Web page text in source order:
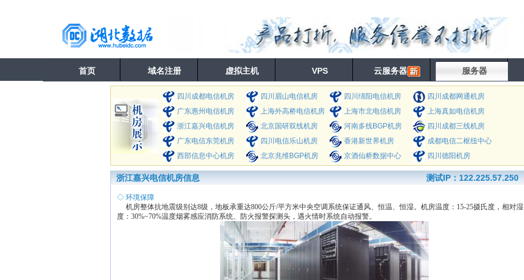
首页 域名注册 虚拟主机 VPS 云服务器 服务器
四川成都电信机房 四川眉山电信机房 四川绵阳电信机房
四川成都网通机房
广东惠州电信机房
上海外高桥电信机房 上海市北电信机房
上海真如电信机房
浙江嘉兴电信机房
北京国研双线机房 河南多线BGP机房
四川成都三线机房
广东电信东莞机房
四川电信乐山机房 香港新世界机房
成都电信二枢纽中心
西部信息中心机房
北京兆维BGP机房 京酒仙桥数据中心 四川德阳机房
浙江嘉兴电信机房信息 测试IP：122.225.57.250
◇ 环境保障
机房整体抗地震级别达8级，地板承重达800公斤/平方米中央空调系统保证通风、恒温、恒湿。机房温度：15-25摄氏度，相对湿
度：30%~70%温度烟雾感应消防系统、防火报警探测头，遇火情时系统自动报警。